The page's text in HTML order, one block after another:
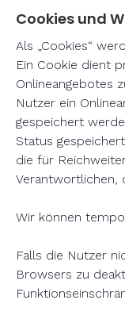
Cookies und
Als „Cookies“
Ein Cookie dient
Onlineangebotes
Nutzer ein
gespeichert
Status
die für
Verantwortlichen,
Wir können
Falls die Nutzer
Browsers zu